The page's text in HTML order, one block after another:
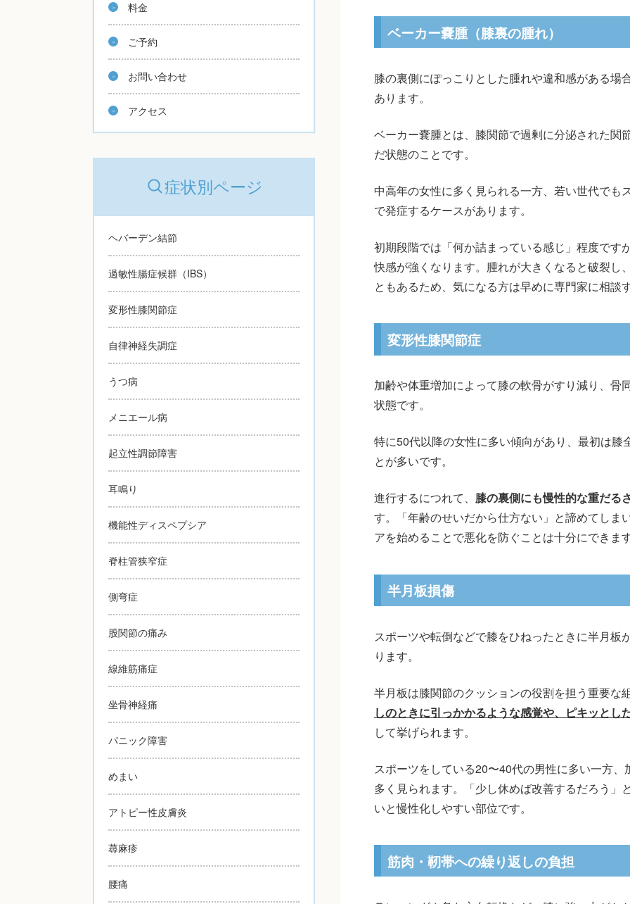
ベーカー嚢腫（膝裏の腫れ）
膝の裏側にぽっこりとした腫れや違和感がある場
あります。
ベーカー嚢腫とは、膝関節で過剰に分泌された関
だ状態のことです。
中高年の女性に多く見られる一方、若い世代でも
で発症するケースがあります。
初期段階では「何か詰まっている感じ」程度です
快感が強くなります。腫れが大きくなると破裂し
ともあるため、気になる方は早めに専門家に相談
変形性膝関節症
加齢や体重増加によって膝の軟骨がすり減り、骨
状態です。
特に50代以降の女性に多い傾向があり、最初は
とが多いです。
進行するにつれて、 膝の裏側にも慢性的な重だる
す。「年齢のせいだから仕方ない」と諦めてしま
アを始めることで悪化を防ぐことは十分にできま
半月板損傷
スポーツや転倒などで膝をひねったときに半月板
ります。
半月板は膝関節のクッションの役割を担う重要な
しのときに引っかかるような感覚や、ピキッとし
して挙げられます。
スポーツをしている20〜40代の男性に多い一方
多く見られます。「少し休めば改善するだろう」
いと慢性化しやすい部位です。
筋肉・靭帯への繰り返しの負担
料金
ご予約
お問い合わせ
アクセス
症状別ページ
ヘバーデン結節
過敏性腸症候群（IBS）
変形性膝関節症
自律神経失調症
うつ病
メニエール病
起立性調節障害
耳鳴り
機能性ディスペプシア
脊柱管狭窄症
側弯症
股関節の痛み
線維筋痛症
坐骨神経痛
パニック障害
めまい
アトピー性皮膚炎
蕁麻疹
腰痛